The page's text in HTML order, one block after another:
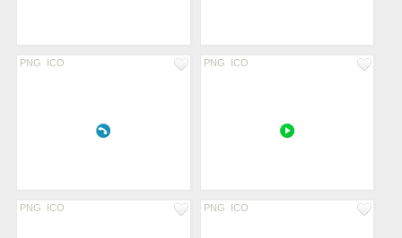
PNG ICO PNG ICO
PNG ICO PNG ICO